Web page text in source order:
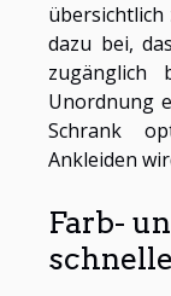
dazu bei,
zugänglich
Unordnung
Schrank
Ankleiden
Farb-